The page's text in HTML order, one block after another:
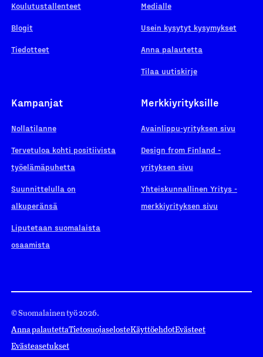
Koulutustallenteet
Blogit
Tiedotteet
Medialle
Usein kysytyt kysymykset
Anna palautetta
Tilaa uutiskirje
Kampanjat
Nollatilanne
Tervetuloa kohti positiivista
työelämäpuhetta
Suunnittelulla on
alkuperänsä
Liputetaan suomalaista
osaamista
Merkkiyrityksille
Avainlippu-yrityksen sivu
Design from Finland -
yrityksen sivu
Yhteiskunnallinen Yritys -
merkkiyrityksen sivu
© Suomalainen työ 2026.
Anna palautettaTietosuojaselosteKäyttöehdotEvästeet
Evästeasetukset